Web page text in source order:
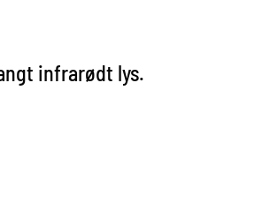
infrarødt lys.